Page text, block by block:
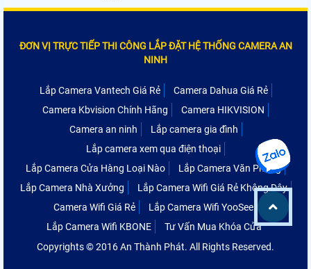
ĐƠN VỊ TRỰC TIẾP THI CÔNG LẮP ĐẶT HỆ THỐNG CAMERA AN
NINH
Lắp Camera Vantech Giá Rẻ
Camera Dahua Giá Rẻ
Camera Kbvision Chính Hãng
Camera HIKVISION
Camera an ninh
Lắp camera gia đình
Lắp camera xem qua điện thoại
Lắp Camera Cửa Hàng Loại Nào
Lắp Camera Văn Phòng
Lắp Camera Nhà Xưởng
Lắp Camera Wifi Giá Rẻ Không Dây
Camera Wifi Giá Rẻ
Lắp Camera Wifi YooSee
Lắp Camera Wifi KBONE
Tư Vấn Mua Khóa Cửa
Copyrights © 2016 An Thành Phát. All Rights Reserved.